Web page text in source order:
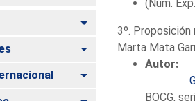
Alternar
Alternar
Alternar
(Núm.
3º.
Marta Mata
Autor:
BOCG,